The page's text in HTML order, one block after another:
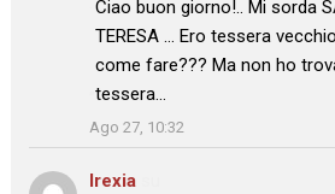
Ciao buon giorno!.. Mi sorda
TERESA … Ero tessera
come fare??? Ma non ho
tessera…
”
Ago 27, 10:32
Irexia